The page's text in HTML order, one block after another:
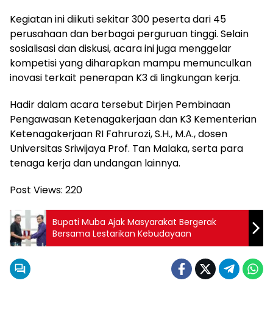
Kegiatan ini diikuti sekitar 300 peserta dari 45
perusahaan dan berbagai perguruan tinggi. Selain
sosialisasi dan diskusi, acara ini juga menggelar
kompetisi yang diharapkan mampu memunculkan
inovasi terkait penerapan K3 di lingkungan kerja.
Hadir dalam acara tersebut Dirjen Pembinaan
Pengawasan Ketenagakerjaan dan K3 Kementerian
Ketenagakerjaan RI Fahrurozi, S.H., M.A., dosen
Universitas Sriwijaya Prof. Tan Malaka, serta para
tenaga kerja dan undangan lainnya.
Post Views: 220
Bupati Muba Ajak Masyarakat Bergerak
Bersama Lestarikan Kebudayaan